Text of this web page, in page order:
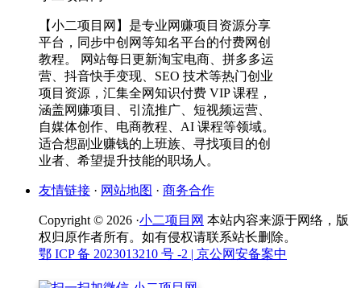
【小二项目网】是专业网赚项目资源分享
平台，同步中创网等知名平台的付费网创
教程。 网站每日更新淘宝电商、拼多多运
营、抖音快手变现、SEO 技术等热门创业
项目资源，汇集全网知识付费 VIP 课程，
涵盖网赚项目、引流推广、短视频运营、
自媒体创作、电商教程、AI 课程等领域。
适合想副业赚钱的上班族、寻找项目的创
业者、希望提升技能的职场人。
友情链接 · 网站地图 · 商务合作
Copyright © 2026 ·小二项目网 本站内容来源于网络，版
权归原作者所有。如有侵权请联系站长删除。
鄂 ICP 备 2023013210 号 -2 | 京公网安备案中